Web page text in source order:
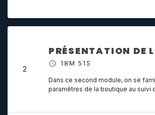
2
PRÉSENTATION DE
18M 51S
Dans ce second module, on se
paramètres de la boutique au suivi